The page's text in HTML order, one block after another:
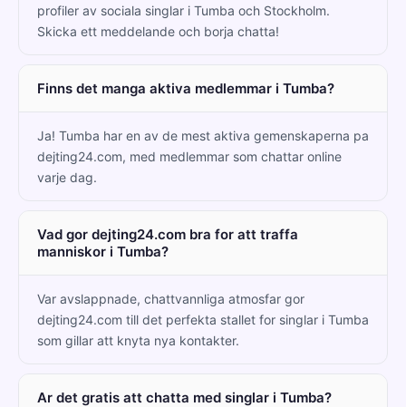
profiler av sociala singlar i Tumba och Stockholm.
Skicka ett meddelande och borja chatta!
Finns det manga aktiva medlemmar i Tumba?
Ja! Tumba har en av de mest aktiva gemenskaperna pa
dejting24.com, med medlemmar som chattar online
varje dag.
Vad gor dejting24.com bra for att traffa
manniskor i Tumba?
Var avslappnade, chattvannliga atmosfar gor
dejting24.com till det perfekta stallet for singlar i Tumba
som gillar att knyta nya kontakter.
Ar det gratis att chatta med singlar i Tumba?